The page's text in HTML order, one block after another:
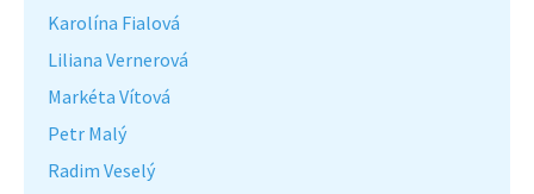
Karolína Fialová
Liliana Vernerová
Markéta Vítová
Petr Malý
Radim Veselý